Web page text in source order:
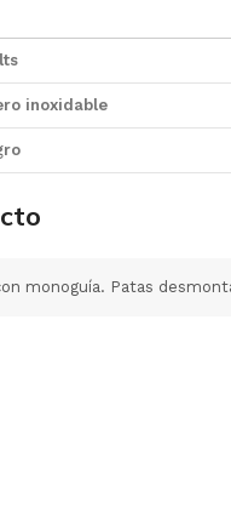
inoxidable
monoguía. Patas